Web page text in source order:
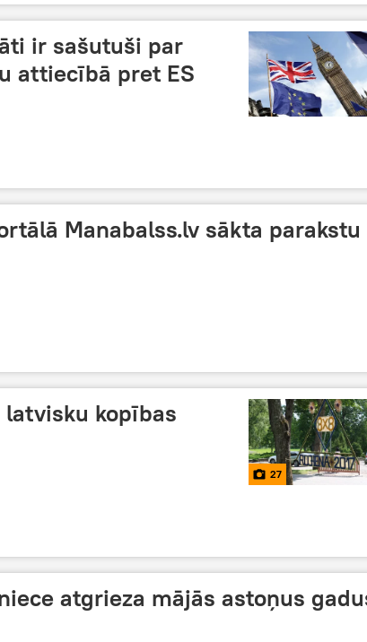
ir sašutuši par
attiecībā pret ES
Manabalss.lv sākta parakstu
kopības
27
atgrieza mājās astoņus